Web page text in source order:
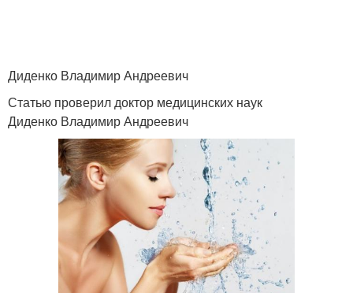
Диденко Владимир Андреевич
Статью проверил доктор медицинских наук
Диденко Владимир Андреевич